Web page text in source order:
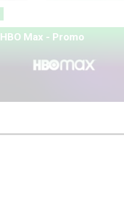
HBO Max - Promo